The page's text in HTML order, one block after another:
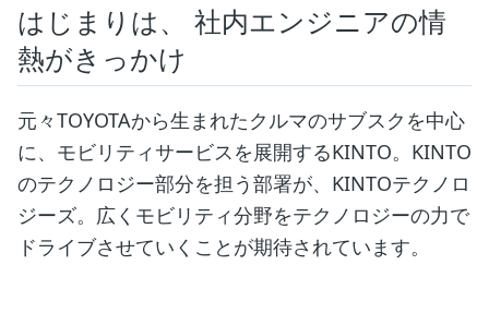
はじまりは、 社内エンジニアの情
熱がきっかけ
元々TOYOTAから生まれたクルマのサブスクを中心
に、モビリティサービスを展開するKINTO。KINTO
のテクノロジー部分を担う部署が、KINTOテクノロ
ジーズ。広くモビリティ分野をテクノロジーの力で
ドライブさせていくことが期待されています。